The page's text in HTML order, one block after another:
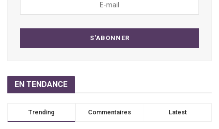
EN TENDANCE
Trending Commentaires Latest